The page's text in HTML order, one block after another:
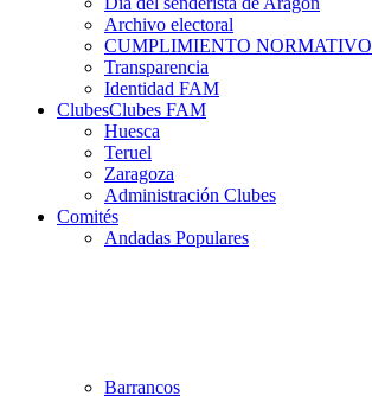
Archivo electoral
CUMPLIMIENTO NORMATIVO
Transparencia
Identidad FAM
ClubesClubes FAM
Huesca
Teruel
Zaragoza
Administración Clubes
Comités
Andadas Populares
Barrancos